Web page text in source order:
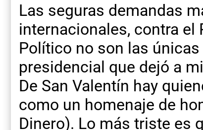
Las seguras demandas
internacionales, contra el
Político no son las
presidencial que dejó a
De San Valentín hay
como un homenaje de
Dinero). Lo más triste es